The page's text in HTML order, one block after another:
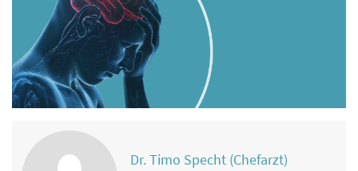
Dr. Timo Specht (Chefarzt)